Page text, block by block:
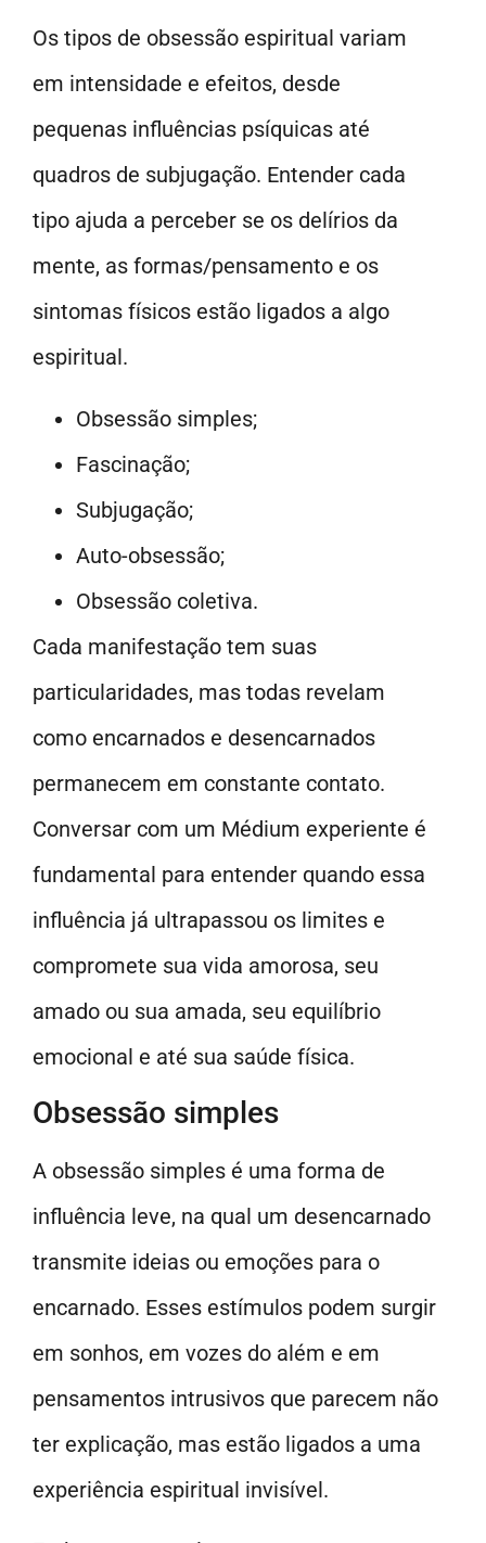
Os tipos de obsessão espiritual variam
em intensidade e efeitos, desde
pequenas influências psíquicas até
quadros de subjugação. Entender cada
tipo ajuda a perceber se os delírios da
mente, as formas/pensamento e os
sintomas físicos estão ligados a algo
espiritual.
Obsessão simples;
Fascinação;
Subjugação;
Auto-obsessão;
Obsessão coletiva.
Cada manifestação tem suas
particularidades, mas todas revelam
como encarnados e desencarnados
permanecem em constante contato.
Conversar com um Médium experiente é
fundamental para entender quando essa
influência já ultrapassou os limites e
compromete sua vida amorosa, seu
amado ou sua amada, seu equilíbrio
emocional e até sua saúde física.
Obsessão simples
A obsessão simples é uma forma de
influência leve, na qual um desencarnado
transmite ideias ou emoções para o
encarnado. Esses estímulos podem surgir
em sonhos, em vozes do além e em
pensamentos intrusivos que parecem não
ter explicação, mas estão ligados a uma
experiência espiritual invisível.